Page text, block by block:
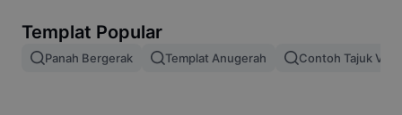
Gabungan imej
Templat Popular
Panah Bergerak Templat Anugerah Contoh Tajuk